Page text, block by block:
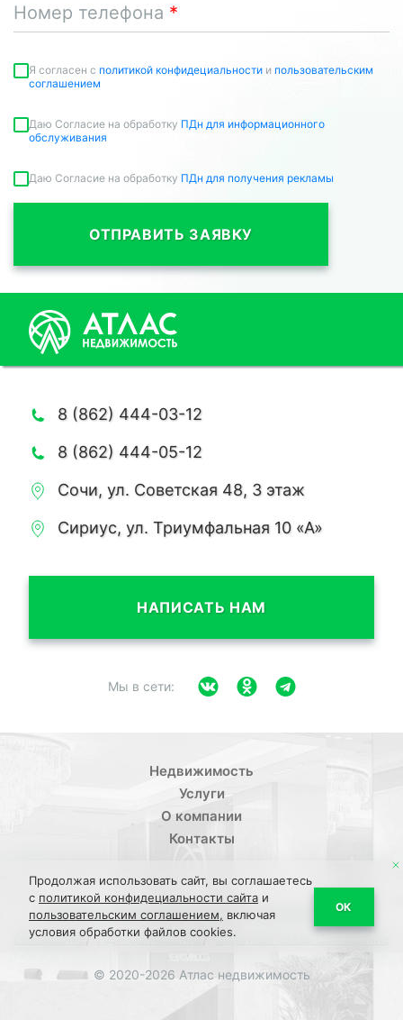
Номер телефона
Я согласен c политикой конфидециальности и пользовательским
соглашением
Даю Согласие на обработку ПДн для информационного
обслуживания
Даю Согласие на обработку ПДн для получения рекламы
ОТПРАВИТЬ ЗАЯВКУ
8 (862) 444-03-12
8 (862) 444-05-12
Сочи, ул. Советская 48, 3 этаж
Сириус, ул. Триумфальная 10 «А»
НАПИСАТЬ НАМ
Мы в сети:
Недвижимость
Услуги
О компании
Контакты
© 2020-2026 Атлас недвижимость
Политика конфиденциальности/Пользовательское
соглашение/ПДН Соглашение/Обратная связь Соглашение
Продолжая использовать сайт, вы соглашаетесь
с политикой конфидециальности сайта и
пользовательским соглашением, включая
условия обработки файлов cookies.
ОК